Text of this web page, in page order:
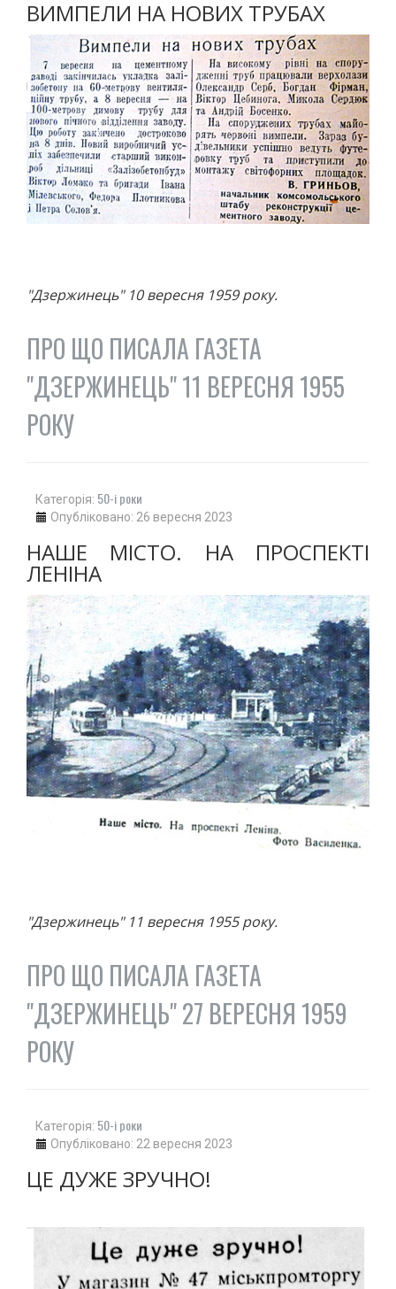
АВТО
МОТО
АВІАСПОРТ
ВЕЛОСПОРТ
СТРІЛЬБА КУЛЬОВА
СТРІЛЬБА З ЛУКА
ФЕХТУВАННЯ ІСТОРИЧНЕ
СУДНОМОДЕЛІЗМ
СИЛОВІ ВИДИ
ГИРЬОВИЙ СПОРТ
ТХЕКВОНДО
БОКС
КІКБОКСИНГ
ДЗЮДО
ВІЛЬНА БОРОТЬБА
ФРІФАЙТ
ХАПКІДО
КОМБАТАН
ЛЕГКА АТЛЕТИКА
БІГ
ХОДЬБА
СТРИБКИ ТА МЕТАННЯ
ТЕНІС
ВЕЛИКИЙ
НАСТІЛЬНИЙ
ВОДНІ ВИДИ
ВОДНИЙ ТУРИЗМ
ХУДОЖНЯ
СПОРТИВНА
АКРОБАТИКА
СТРИБКИ НА БАТУТІ
БІГ НА КОНЬКАХ
ФІГУРНЕ КАТАННЯ
ФІГУРНЕ КАТАННЯ НА РОЛИКОВИХ КОВЗАНАХ
ШАШКИ
СЕГИ
ВИМПЕЛИ НА НОВИХ ТРУБАХ
"Дзержинець" 10 вересня 1959 року.
ПРО ЩО ПИСАЛА ГАЗЕТА
"ДЗЕРЖИНЕЦЬ" 11 ВЕРЕСНЯ 1955
РОКУ
Категорія: 50-і роки
Опубліковано: 26 вересня 2023
НАШЕ МІСТО. НА ПРОСПЕКТІ
ЛЕНІНА
"Дзержинець" 11 вересня 1955 року.
ПРО ЩО ПИСАЛА ГАЗЕТА
"ДЗЕРЖИНЕЦЬ" 27 ВЕРЕСНЯ 1959
РОКУ
Категорія: 50-і роки
Опубліковано: 22 вересня 2023
ЦЕ ДУЖЕ ЗРУЧНО!